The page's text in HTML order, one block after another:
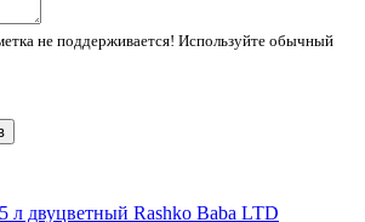
не поддерживается! Используйте обычный